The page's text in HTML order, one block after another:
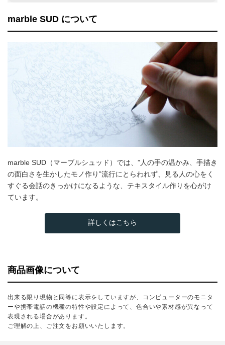
marble SUD について
marble SUD（マーブルシュッド）では、”人の手の温かみ、手描き
の面白さを生かしたモノ作り”流行にとらわれず、見る人の心をく
すぐる会話のきっかけになるような、テキスタイル作りを心がけ
ています。
詳しくはこちら
商品画像について
出来る限り現物と同等に表示をしていますが、コンピューターのモニタ
ーや携帯電話の機種の特性や設定によって、色合いや素材感が異なって
表現される場合があります。
ご理解の上、ご注文をお願いいたします。